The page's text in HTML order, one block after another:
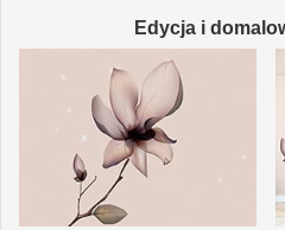
Edycja i